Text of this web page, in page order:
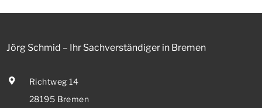
energetischer Sanierung binnen 54 Monaten nach
Jörg Schmid – Ihr Sachverständiger in Bremen
Richtweg 14
28195 Bremen